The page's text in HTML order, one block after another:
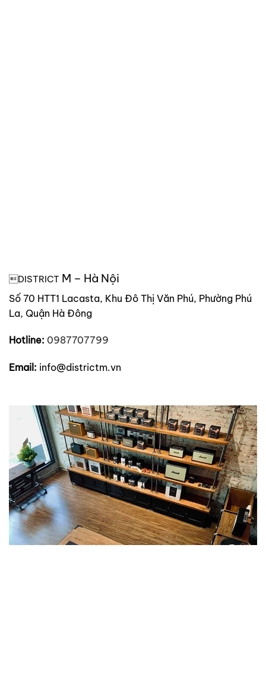
DISTRICT M – Hà Nội
Số 70 HTT1 Lacasta, Khu Đô Thị Văn Phú, Phường Phú
La, Quận Hà Đông
Hotline: 0987707799
Email: info@districtm.vn